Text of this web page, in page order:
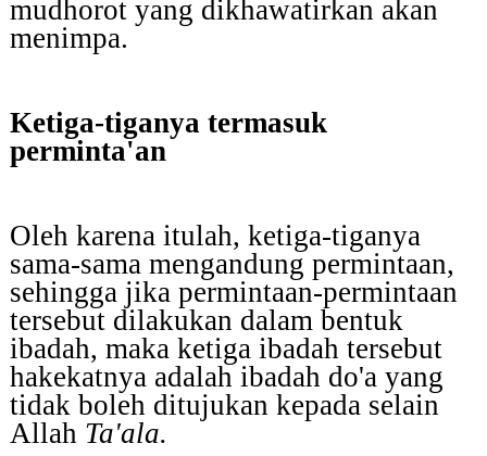
mudhorot yang dikhawatirkan akan
menimpa.
Ketiga-tiganya termasuk
perminta'an
Oleh karena itulah, ketiga-tiganya
sama-sama mengandung permintaan,
sehingga jika permintaan-permintaan
tersebut dilakukan dalam bentuk
ibadah, maka ketiga ibadah tersebut
hakekatnya adalah ibadah do'a yang
tidak boleh ditujukan kepada selain
Allah Ta'ala.